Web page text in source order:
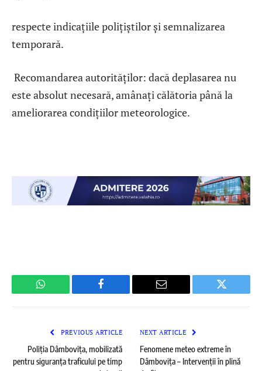
respecte indicațiile polițiștilor și semnalizarea
temporară.
Recomandarea autorităților: dacă deplasarea nu
este absolut necesară, amânați călătoria până la
ameliorarea condițiilor meteorologice.
WhatsApp Facebook Email Twitter
PREVIOUS ARTICLE
Poliția Dâmbovița, mobilizată
pentru siguranța traficului pe timp
NEXT ARTICLE
Fenomene meteo extreme în
Dâmbovița – Intervenții în plină